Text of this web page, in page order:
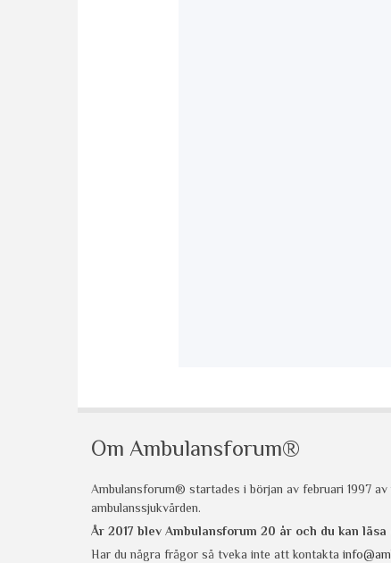
Om Ambulansforum®
Ambulansforum® startades i början av februari 1997
ambulanssjukvården.
År 2017 blev Ambulansforum 20 år och du kan läsa
Har du några frågor så tveka inte att kontakta